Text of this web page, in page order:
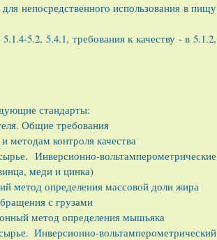
непосредственного использования в пищу
5.2, 5.4.1, требования к качеству - в 5.1.2,
стандарты:
Общие требования
методам контроля качества
Инверсионно-вольтамперометрические
меди и цинка)
метод определения массовой доли жира
с грузами
метод определения мышьяка
Инверсионно-вольтамперометрический